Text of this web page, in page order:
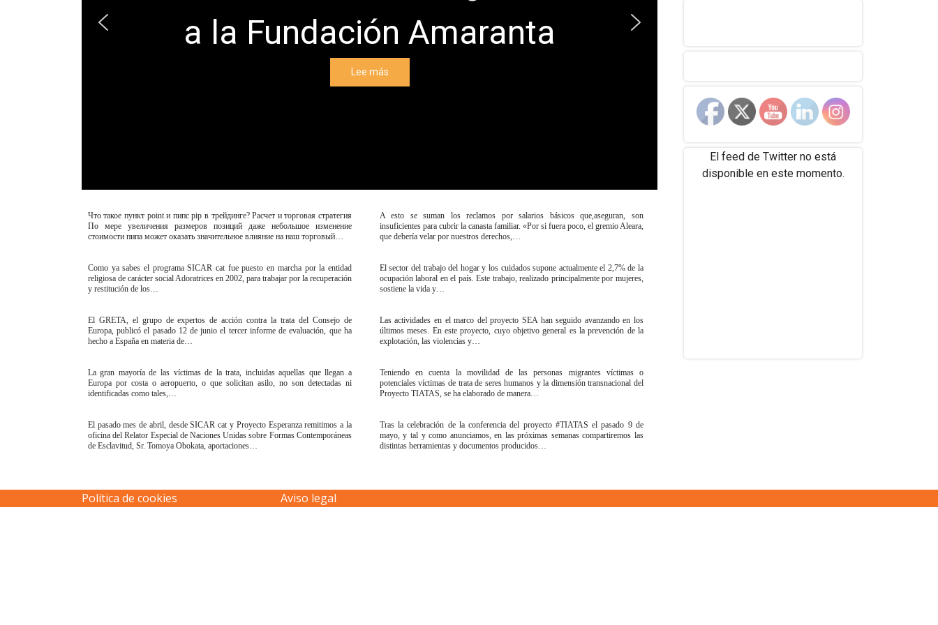
a la Fundación Amaranta
Lee más
Что такое пункт point и пипс pip в трейдинге? Расчет и торговая стратегия
По мере увеличения размеров позиций даже небольшое изменение
стоимости пипа может оказать значительное влияние на наш торговый…
A esto se suman los reclamos por salarios básicos que,aseguran, son
insuficientes para cubrir la canasta familiar. «Por si fuera poco, el gremio Aleara,
que debería velar por nuestros derechos,…
Como ya sabes el programa SICAR cat fue puesto en marcha por la entidad
religiosa de carácter social Adoratrices en 2002, para trabajar por la recuperación
y restitución de los…
El sector del trabajo del hogar y los cuidados supone actualmente el 2,7% de la
ocupación laboral en el país. Este trabajo, realizado principalmente por mujeres,
sostiene la vida y…
El GRETA, el grupo de expertos de acción contra la trata del Consejo de
Europa, publicó el pasado 12 de junio el tercer informe de evaluación, que ha
hecho a España en materia de…
Las actividades en el marco del proyecto SEA han seguido avanzando en los
últimos meses. En este proyecto, cuyo objetivo general es la prevención de la
explotación, las violencias y…
La gran mayoría de las víctimas de la trata, incluidas aquellas que llegan a
Europa por costa o aeropuerto, o que solicitan asilo, no son detectadas ni
identificadas como tales,…
Teniendo en cuenta la movilidad de las personas migrantes víctimas o
potenciales víctimas de trata de seres humanos y la dimensión transnacional del
Proyecto TIATAS, se ha elaborado de manera…
El pasado mes de abril, desde SICAR cat y Proyecto Esperanza remitimos a la
oficina del Relator Especial de Naciones Unidas sobre Formas Contemporáneas
de Esclavitud, Sr. Tomoya Obokata, aportaciones…
Tras la celebración de la conferencia del proyecto #TIATAS el pasado 9 de
mayo, y tal y como anunciamos, en las próximas semanas compartiremos las
distintas herramientas y documentos producidos…
El feed de Twitter no está
disponible en este momento.
Política de cookies Aviso legal